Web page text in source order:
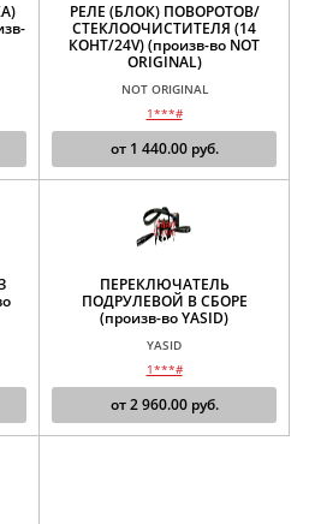
РЕЛЕ (БЛОК) ПОВОРОТОВ/
СТЕКЛООЧИСТИТЕЛЯ (14
КОНТ/24V) (произв-во NOT
ORIGINAL)
NOT ORIGINAL
1***#
от 1 440.00руб.
ПЕРЕКЛЮЧАТЕЛЬ
ПОДРУЛЕВОЙ В СБОРЕ
(произв-во YASID)
YASID
1***#
от2 960.00руб.